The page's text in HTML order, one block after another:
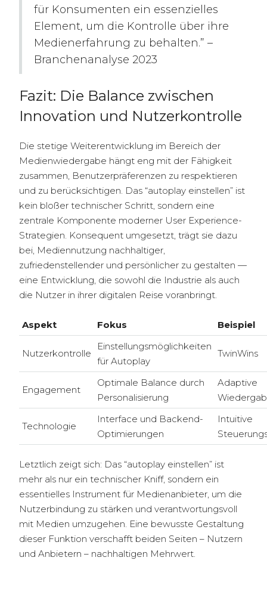
für Konsumenten ein essenzielles
Element, um die Kontrolle über ihre
Medienerfahrung zu behalten.” –
Branchenanalyse 2023
Fazit: Die Balance zwischen
Innovation und Nutzerkontrolle
Die stetige Weiterentwicklung im Bereich der
Medienwiedergabe hängt eng mit der Fähigkeit
zusammen, Benutzerpräferenzen zu respektieren
und zu berücksichtigen. Das “autoplay einstellen” ist
kein bloßer technischer Schritt, sondern eine
zentrale Komponente moderner User Experience-
Strategien. Konsequent umgesetzt, trägt sie dazu
bei, Mediennutzung nachhaltiger,
zufriedenstellender und persönlicher zu gestalten —
eine Entwicklung, die sowohl die Industrie als auch
die Nutzer in ihrer digitalen Reise voranbringt.
Aspekt Fokus Beispiel
Nutzerkontrolle
Einstellungsmöglichkeiten
für Autoplay
TwinWins
Engagement
Optimale Balance durch
Personalisierung
Adaptive
Technologie
Interface und Backend-
Optimierungen
Intuitive
Letztlich zeigt sich: Das “autoplay einstellen” ist
mehr als nur ein technischer Kniff, sondern ein
essentielles Instrument für Medienanbieter, um die
Nutzerbindung zu stärken und verantwortungsvoll
mit Medien umzugehen. Eine bewusste Gestaltung
dieser Funktion verschafft beiden Seiten – Nutzern
und Anbietern – nachhaltigen Mehrwert.